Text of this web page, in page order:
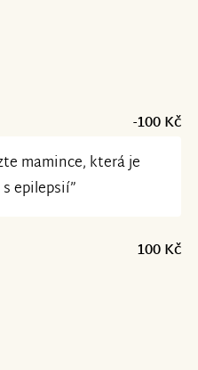
-100 Kč
mamince, která je
epilepsií”
100 Kč